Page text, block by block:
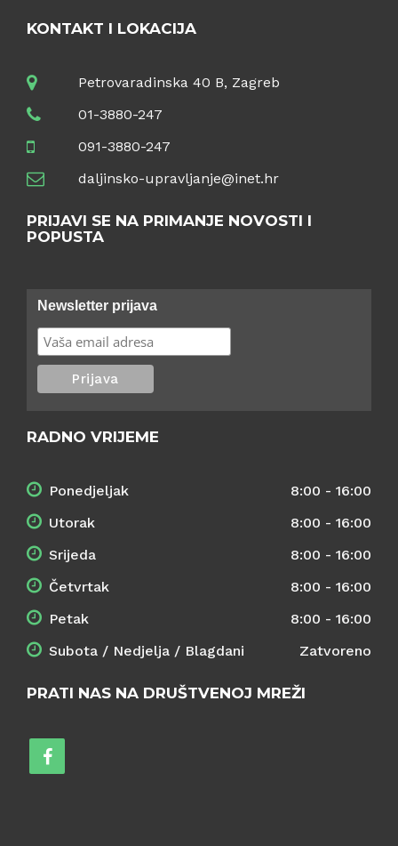
KONTAKT I LOKACIJA
Petrovaradinska 40 B, Zagreb
01-3880-247
091-3880-247
daljinsko-upravljanje@inet.hr
PRIJAVI SE NA PRIMANJE NOVOSTI I
POPUSTA
Newsletter prijava
RADNO VRIJEME
Ponedjeljak
8:00 - 16:00
Utorak
8:00 - 16:00
Srijeda
8:00 - 16:00
Četvrtak
8:00 - 16:00
Petak
8:00 - 16:00
Subota / Nedjelja / Blagdani
Zatvoreno
PRATI NAS NA DRUŠTVENOJ MREŽI